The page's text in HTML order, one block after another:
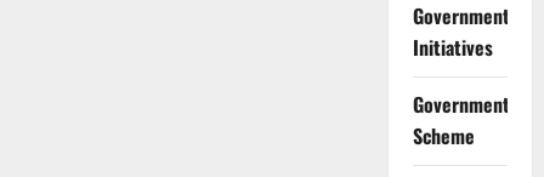
Government
Initiatives
Government
Scheme